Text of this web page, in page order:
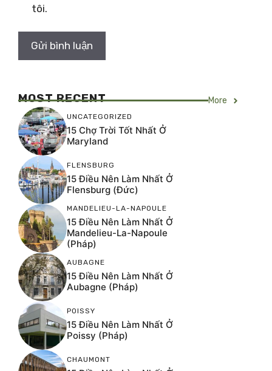
tôi.
MOST RECENT More
UNCATEGORIZED
15 Chợ Trời Tốt Nhất Ở
Maryland
FLENSBURG
15 Điều Nên Làm Nhất Ở
Flensburg (Đức)
MANDELIEU-LA-NAPOULE
15 Điều Nên Làm Nhất Ở
Mandelieu-La-Napoule
(Pháp)
AUBAGNE
15 Điều Nên Làm Nhất Ở
Aubagne (Pháp)
POISSY
15 Điều Nên Làm Nhất Ở
Poissy (Pháp)
CHAUMONT